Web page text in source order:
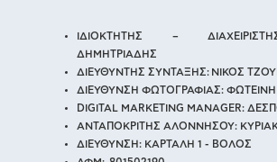
ΙΔΙΟΚΤΗΤΗΣ –
ΔΗΜΗΤΡΙΑΔΗΣ
ΔΙΕΥΘΥΝΤΗΣ ΣΥΝΤΑΞΗΣ: ΝΙΚΟΣ
ΔΙΕΥΘΥΝΣΗ ΦΩΤΟΓΡΑΦΙΑΣ:
DIGITAL MARKETING MANAGER:
ΑΝΤΑΠΟΚΡΙΤΗΣ ΑΛΟΝΝΗΣΟΥ:
ΔΙΕΥΘΥΝΣΗ: ΚΑΡΤΑΛΗ 1 - ΒΟΛΟΣ